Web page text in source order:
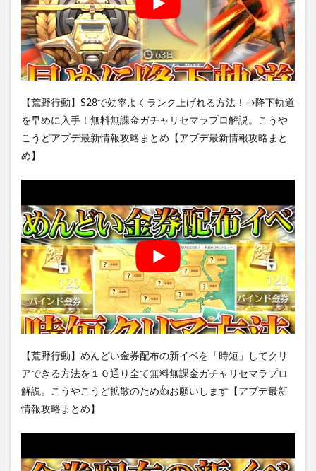
【荒野行動】S28で効率よくランク上げれる方法！→降下軌道
を早めに入手！無料無課金ガチャリセマラプロ解説。こうや
こうどアプデ最新情報攻略まとめ【アプデ最新情報攻略まと
め】
【荒野行動】めんどい金券配布の新イベを「時短」してクリ
アできる方法を１０通り全て無料無課金ガチャリセマラプロ
解説。こうやこうど拡散のため👍お願いします【アプデ最新
情報攻略まとめ】